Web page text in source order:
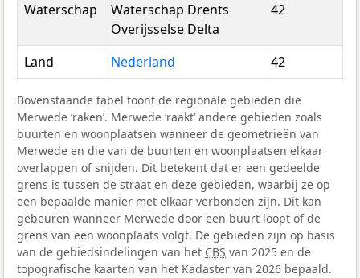
Waterschap
Waterschap Drents
Overijsselse Delta
42
Land Nederland 42
Bovenstaande tabel toont de regionale gebieden die
Merwede ‘raken’. Merwede ‘raakt’ andere gebieden zoals
buurten en woonplaatsen wanneer de geometrieën van
Merwede en die van de buurten en woonplaatsen elkaar
overlappen of snijden. Dit betekent dat er een gedeelde
grens is tussen de straat en deze gebieden, waarbij ze op
een bepaalde manier met elkaar verbonden zijn. Dit kan
gebeuren wanneer Merwede door een buurt loopt of de
grens van een woonplaats volgt. De gebieden zijn op basis
van de gebiedsindelingen van het CBS van 2025 en de
topografische kaarten van het Kadaster van 2026 bepaald.